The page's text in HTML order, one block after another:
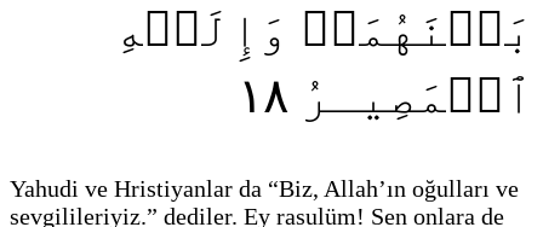
بَيۡنَهُمَاۖ وَإِلَيۡهِ
ٱلۡمَصِيـرُ ١٨
Yahudi ve Hristiyanlar da “Biz, Allah’ın oğulları ve
sevgilileriyiz.” dediler. Ey rasulüm! Sen onlara de